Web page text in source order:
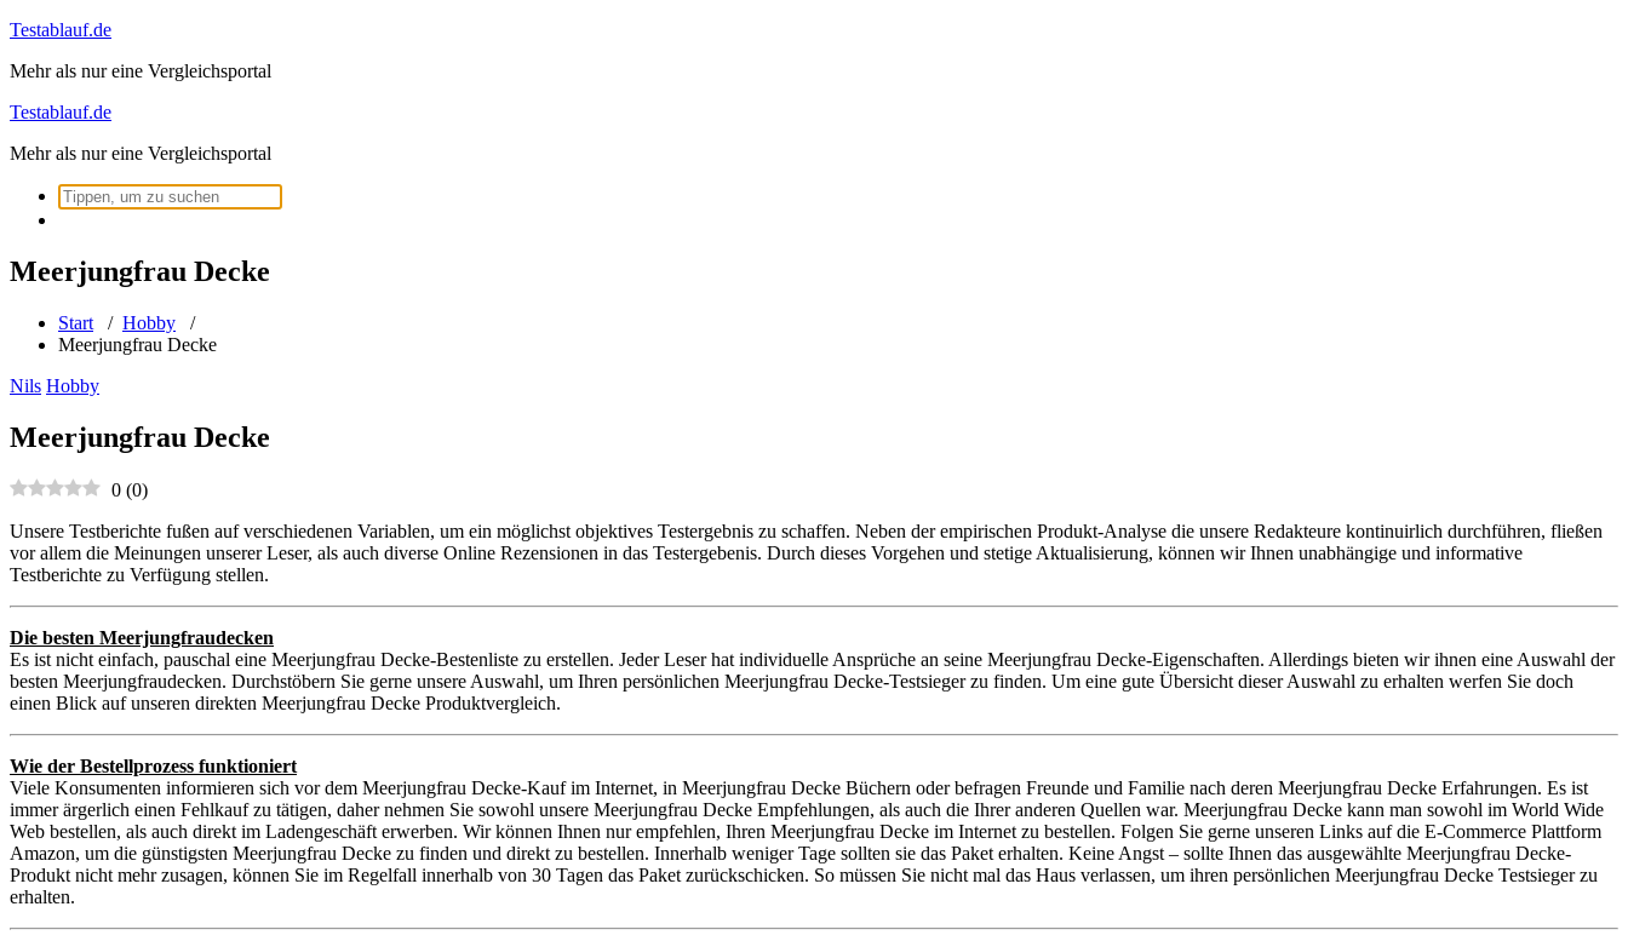
Zum
springen
Testablauf.de
Mehr als nur eine Vergleichsportal
Testablauf.de
Mehr als nur eine Vergleichsportal
Suchen
nach:
Meerjungfrau Decke
Start / Hobby /
Meerjungfrau Decke
Nils Hobby
Meerjungfrau Decke
0 (0)
Unsere Testberichte fußen auf verschiedenen Variablen, um ein möglichst objektives Testergebnis zu schaffen. Neben der empirischen Produkt-Analyse die unsere Redakteure kontinuirlich durchführen, fließen
vor allem die Meinungen unserer Leser, als auch diverse Online Rezensionen in das Testergebenis. Durch dieses Vorgehen und stetige Aktualisierung, können wir Ihnen unabhängige und informative
Testberichte zu Verfügung stellen.
Die besten Meerjungfraudecken
Es ist nicht einfach, pauschal eine Meerjungfrau Decke-Bestenliste zu erstellen. Jeder Leser hat individuelle Ansprüche an seine Meerjungfrau Decke-Eigenschaften. Allerdings bieten wir ihnen eine Auswahl der
besten Meerjungfraudecken. Durchstöbern Sie gerne unsere Auswahl, um Ihren persönlichen Meerjungfrau Decke-Testsieger zu finden. Um eine gute Übersicht dieser Auswahl zu erhalten werfen Sie doch
einen Blick auf unseren direkten Meerjungfrau Decke Produktvergleich.
Wie der Bestellprozess funktioniert
Viele Konsumenten informieren sich vor dem Meerjungfrau Decke-Kauf im Internet, in Meerjungfrau Decke Büchern oder befragen Freunde und Familie nach deren Meerjungfrau Decke Erfahrungen. Es ist
immer ärgerlich einen Fehlkauf zu tätigen, daher nehmen Sie sowohl unsere Meerjungfrau Decke Empfehlungen, als auch die Ihrer anderen Quellen war. Meerjungfrau Decke kann man sowohl im World Wide
Web bestellen, als auch direkt im Ladengeschäft erwerben. Wir können Ihnen nur empfehlen, Ihren Meerjungfrau Decke im Internet zu bestellen. Folgen Sie gerne unseren Links auf die E-Commerce Plattform
Amazon, um die günstigsten Meerjungfrau Decke zu finden und direkt zu bestellen. Innerhalb weniger Tage sollten sie das Paket erhalten. Keine Angst – sollte Ihnen das ausgewählte Meerjungfrau Decke-
Produkt nicht mehr zusagen, können Sie im Regelfall innerhalb von 30 Tagen das Paket zurückschicken. So müssen Sie nicht mal das Haus verlassen, um ihren persönlichen Meerjungfrau Decke Testsieger zu
erhalten.